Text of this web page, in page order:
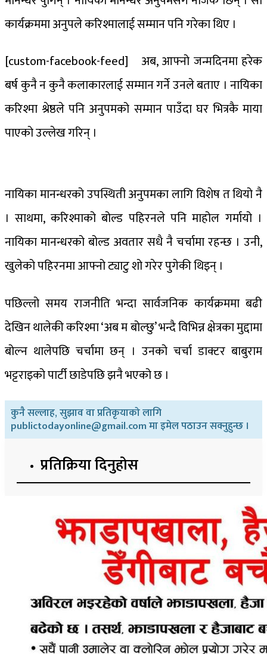
कार्यक्रममा अनुपले करिश्मालाई सम्मान पनि गरेका थिए ।
[custom-facebook-feed]
अब, आफ्नो जन्मदिनमा हरेक
बर्ष कुनै न कुनै कलाकारलाई सम्मान गर्ने उनले बताए । नायिका
करिश्मा श्रेष्ठले पनि अनुपमको सम्मान पाउँदा घर भित्रकै माया
पाएको उल्लेख गरिन् ।
नायिका मानन्धरको उपस्थिती अनुपमका लागि विशेष त थियो नै
। साथमा, करिश्माको बोल्ड पहिरनले पनि माहोल गर्मायो ।
नायिका मानन्धरको बोल्ड अवतार सधै नै चर्चामा रहन्छ । उनी,
खुलेको पहिरनमा आफ्नो ट्याटु शो गरेर पुगेकी थिइन् ।
पछिल्लो समय राजनीति भन्दा सार्वजनिक कार्यक्रममा बढी
देखिन थालेकी करिश्मा ‘अब म बोल्छु’ भन्दै विभिन्न क्षेत्रका मुद्दामा
बोल्न थालेपछि चर्चामा छन् । उनको चर्चा डाक्टर बाबुराम
भट्टराइको पार्टी छाडेपछि झनै भएको छ ।
कुनै सल्लाह, सुझाव वा प्रतिकृयाको लागि
publictodayonline@gmail.com मा इमेल पठाउन सक्नुहुन्छ ।
प्रतिक्रिया दिनुहोस​